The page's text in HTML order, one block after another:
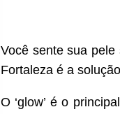
Você sente sua
Fortaleza é a
O ‘glow’ é o